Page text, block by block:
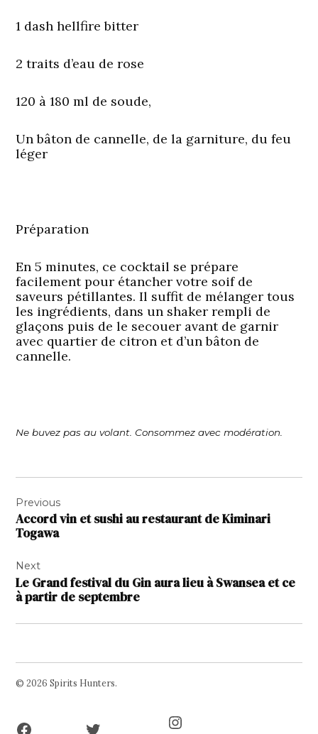
1 dash hellfire bitter
2 traits d’eau de rose
120 à 180 ml de soude,
Un bâton de cannelle, de la garniture, du feu
léger
Préparation
En 5 minutes, ce cocktail se prépare
facilement pour étancher votre soif de
saveurs pétillantes. Il suffit de mélanger tous
les ingrédients, dans un shaker rempli de
glaçons puis de le secouer avant de garnir
avec quartier de citron et d’un bâton de
cannelle.
Ne buvez pas au volant. Consommez avec modération.
de
l’article
Previous
Accord vin et sushi au restaurant de Kiminari
Togawa
Next
Le Grand festival du Gin aura lieu à Swansea et ce
à partir de septembre
© 2026 Spirits Hunters.